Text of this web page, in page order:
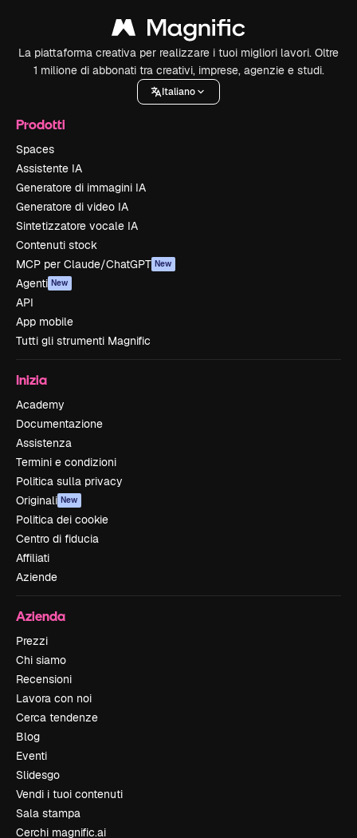
La piattaforma creativa per realizzare i tuoi migliori lavori. Oltre
1 milione di abbonati tra creativi, imprese, agenzie e studi.
Italiano
Prodotti
Spaces
Assistente IA
Generatore di immagini IA
Generatore di video IA
Sintetizzatore vocale IA
Contenuti stock
MCP per Claude/ChatGPT New
Agenti New
API
App mobile
Tutti gli strumenti Magnific
Inizia
Academy
Documentazione
Assistenza
Termini e condizioni
Politica sulla privacy
Originali New
Politica dei cookie
Centro di fiducia
Affiliati
Aziende
Azienda
Prezzi
Chi siamo
Recensioni
Lavora con noi
Cerca tendenze
Blog
Eventi
Slidesgo
Vendi i tuoi contenuti
Sala stampa
Cerchi magnific.ai